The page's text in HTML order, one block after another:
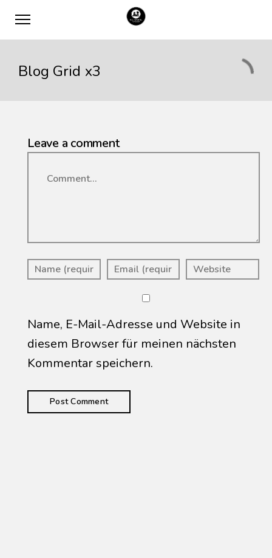
Blog Grid x3
Leave a comment
Name, E-Mail-Adresse und Website in
diesem Browser für meinen nächsten
Kommentar speichern.